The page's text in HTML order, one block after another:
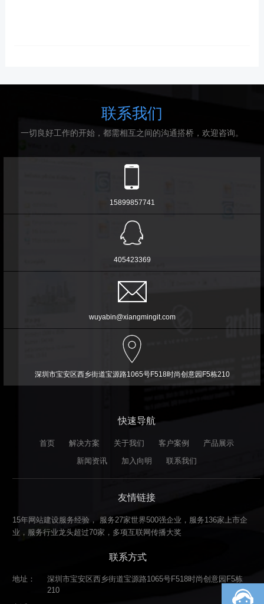
联系我们
一切良好工作的开始，都需相互之间的沟通搭桥，欢迎咨询。
15899857741
405423369
wuyabin@xiangmingit.com
深圳市宝安区西乡街道宝源路1065号F518时尚创意园F5栋210
快速导航
首页 解决方案 关于我们 客户案例
产品展示
新闻资讯
加入向明 联系我们
友情链接
15年网站建设服务经验， 服务27家世界500强企业，服务136家上市企
业，服务行业龙头超过70家，多项互联网传播大奖
联系方式
地址：
深圳市宝安区西乡街道宝源路1065号F518时尚创意园F5栋
210